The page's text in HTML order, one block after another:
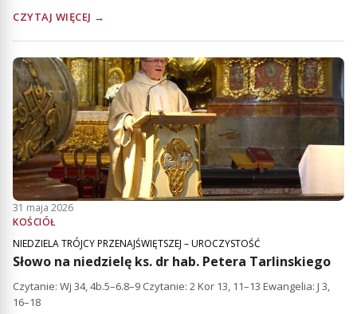
CZYTAJ WIĘCEJ →
31 maja 2026
KOŚCIÓŁ
NIEDZIELA TRÓJCY PRZENAJŚWIĘTSZEJ – UROCZYSTOŚĆ
Słowo na niedzielę ks. dr hab. Petera Tarlinskiego
Czytanie: Wj 34, 4b.5–6.8–9 Czytanie: 2 Kor 13, 11–13 Ewangelia: J 3,
16–18